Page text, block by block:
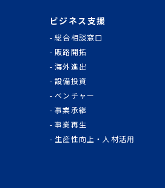
ビジネス支援
総合相談窓口
販路開拓
海外進出
設備投資
ベンチャー
事業承継
事業再生
生産性向上・人材活用